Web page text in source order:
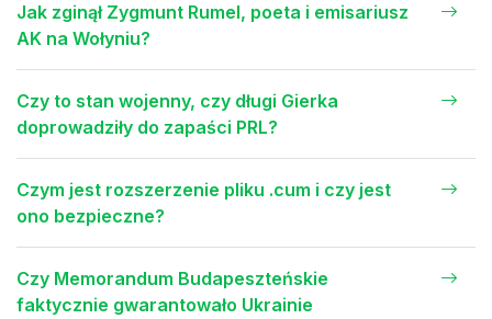
Jak zginął Zygmunt Rumel, poeta i emisariusz
AK na Wołyniu?
Czy to stan wojenny, czy długi Gierka
doprowadziły do zapaści PRL?
Czym jest rozszerzenie pliku .cum i czy jest
ono bezpieczne?
Czy Memorandum Budapeszteńskie
faktycznie gwarantowało Ukrainie